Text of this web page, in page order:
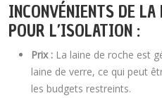
INCONVÉNIENTS DE LA
POUR L’ISOLATION :
Prix : La laine de roche est
laine de verre, ce qui peut
les budgets restreints.